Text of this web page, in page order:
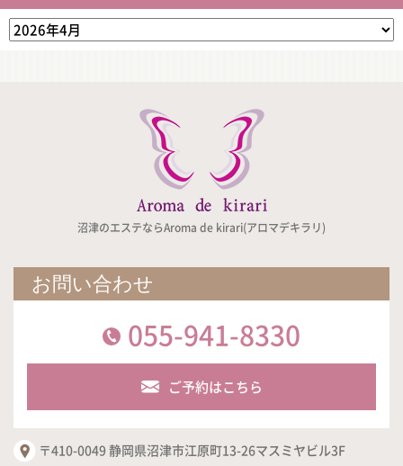
沼津のエステならAroma de kirari(アロマデキラリ)
お問い合わせ
055-941-8330
ご予約はこちら
〒410-0049 静岡県沼津市江原町13-26マスミヤビル3F